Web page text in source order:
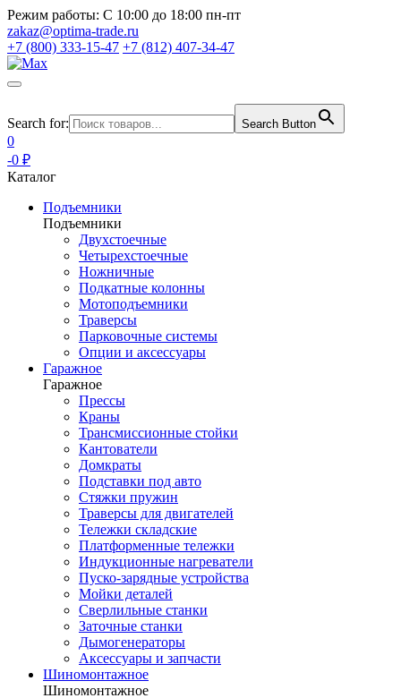
Режим работы: С 10:00 до 18:00 пн-пт
zakaz@optima-trade.ru
+7 (800) 333-15-47 +7 (812) 407-34-47
Search for: Search Button
0
-0 ₽
Каталог
Подъемники
Подъемники
Двухстоечные
Четырехстоечные
Ножничные
Подкатные колонны
Мотоподъемники
Траверсы
Парковочные системы
Опции и аксессуары
Гаражное
Гаражное
Прессы
Краны
Трансмиссионные стойки
Кантователи
Домкраты
Подставки под авто
Стяжки пружин
Траверсы для двигателей
Тележки складские
Платформенные тележки
Индукционные нагреватели
Пуско-зарядные устройства
Мойки деталей
Сверлильные станки
Заточные станки
Дымогенераторы
Аксессуары и запчасти
Шиномонтажное
Шиномонтажное